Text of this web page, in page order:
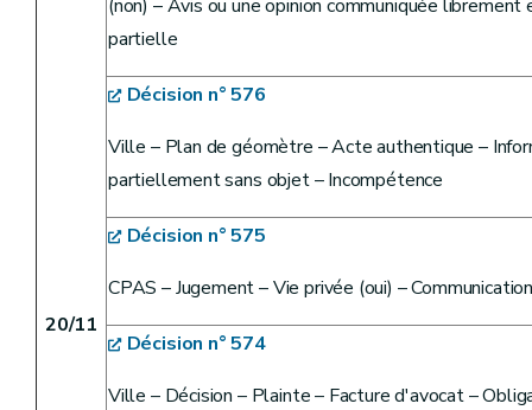
20/11
(non) – Avis ou une opinion communiquée
partielle
Décision n° 576
Ville – Plan de géomètre – Acte authentique –
partiellement sans objet – Incompétence
Décision n° 575
CPAS – Jugement – Vie privée (oui) –
Décision n° 574
Ville – Décision – Plainte – Facture d'avocat –